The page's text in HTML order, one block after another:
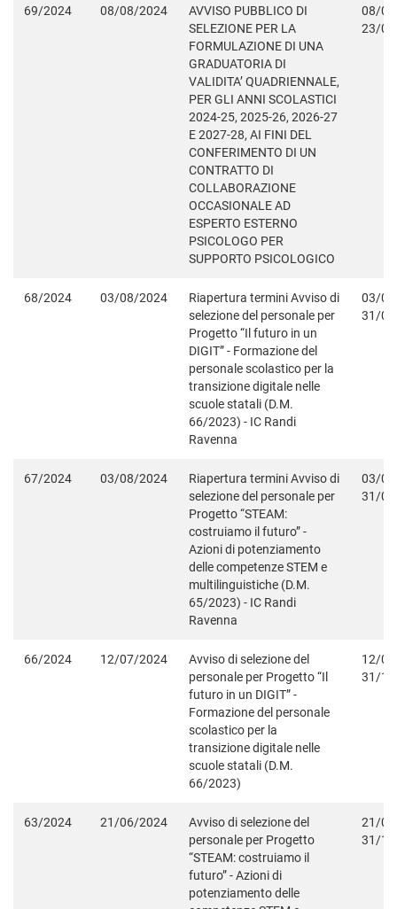
69/2024 08/08/2024
AVVISO PUBBLICO DI
SELEZIONE PER LA
FORMULAZIONE DI UNA
GRADUATORIA DI
VALIDITA’ QUADRIENNALE,
PER GLI ANNI SCOLASTICI
2024-25, 2025-26, 2026-27
E 2027-28, AI FINI DEL
CONFERIMENTO DI UN
CONTRATTO DI
COLLABORAZIONE
OCCASIONALE AD
ESPERTO ESTERNO
PSICOLOGO PER
SUPPORTO PSICOLOGICO
08/
23/
68/2024 03/08/2024
Riapertura termini Avviso di
selezione del personale per
Progetto “Il futuro in un
DIGIT” - Formazione del
personale scolastico per la
transizione digitale nelle
scuole statali (D.M.
66/2023) - IC Randi
Ravenna
03/
31/
67/2024 03/08/2024
Riapertura termini Avviso di
selezione del personale per
Progetto “STEAM:
costruiamo il futuro” -
Azioni di potenziamento
delle competenze STEM e
multilinguistiche (D.M.
65/2023) - IC Randi
Ravenna
03/
31/
66/2024 12/07/2024
Avviso di selezione del
personale per Progetto “Il
futuro in un DIGIT” -
Formazione del personale
scolastico per la
transizione digitale nelle
scuole statali (D.M.
66/2023)
12/
31/
63/2024 21/06/2024
Avviso di selezione del
personale per Progetto
“STEAM: costruiamo il
futuro” - Azioni di
potenziamento delle
21/
31/